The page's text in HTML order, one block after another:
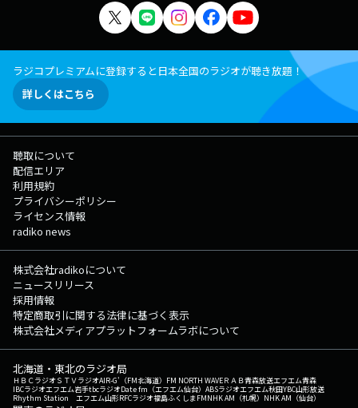
ラジコプレミアムに登録すると日本全国のラジオが聴き放題！
詳しくはこちら
聴取について
配信エリア
利用規約
プライバシーポリシー
ライセンス情報
radiko news
株式会社radikoについて
ニュースリリース
採用情報
特定商取引に関する法律に基づく表示
株式会社メディアプラットフォームラボについて
北海道・東北のラジオ局
ＨＢＣラジオＳＴＶラジオAIR-G'（FM北海道） FM NORTH WAVEＲＡＢ青森放送エフエム青森
IBCラジオエフエム岩手tbcラジオDate fm（エフエム仙台） ABSラジオエフエム秋田YBC山形放送
Rhythm Station エフエム山形RFCラジオ福島ふくしまFMNHK AM（札幌） NHK AM（仙台）